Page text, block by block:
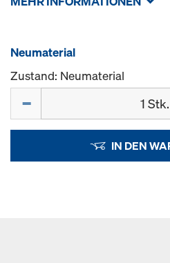
Neumaterial
Zustand: Neumaterial
IN DEN